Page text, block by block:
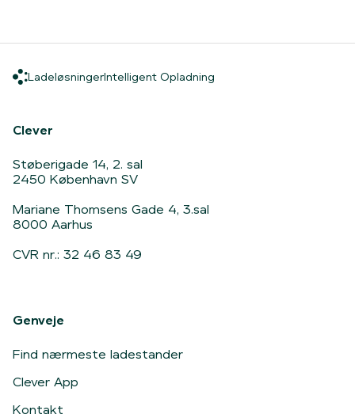
LadeløsningerLadeløsninger
Intelligent Opladning
Clever
Støberigade 14, 2. sal
2450 København SV
Mariane Thomsens Gade 4, 3.sal
8000 Aarhus
CVR nr.: 32 46 83 49
Genveje
Find nærmeste ladestander
Clever App
Kontakt